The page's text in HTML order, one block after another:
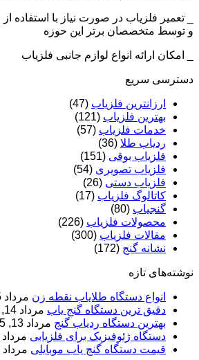
_ تعمیر فلزیاب در صورت نیاز با استفاده
و توسط متخصصان برتر این حوزه
_ امکان ارائه انواع لوازم جانبی فلزیاب
دسترسی سریع
ارزانترین فلزیاب (47)
بهترین فلزیاب (121)
خدمات فلزیاب (57)
ردیاب طلا (36)
فلزیاب بوقی (151)
فلزیاب تصویری (54)
فلزیاب دستی (26)
کاتالوگ فلزیاب (17)
گنجیاب (80)
محصولات فلزیاب (226)
مقالات فلزیاب (300)
نشانه گنج (172)
نوشته‌های تازه
انواع دستگاه طلایاب نقطه زن مرداد 15, 1405
دقیق ترین دستگاه گنج یاب مرداد 14, 1405
بهترین دستگاه ردیاب گنج مرداد 13, 1405
دستگاه ژئوفیزیک برای فلزیابی مرداد 12, 1405
قیمت دستگاه گنج یاب موبایلی مرداد 11, 1405